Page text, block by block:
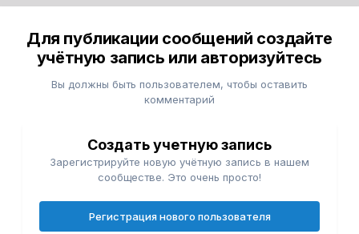
Для публикации сообщений создайте
учётную запись или авторизуйтесь
Вы должны быть пользователем, чтобы оставить
комментарий
Создать учетную запись
Зарегистрируйте новую учётную запись в нашем
сообществе. Это очень просто!
Регистрация нового пользователя